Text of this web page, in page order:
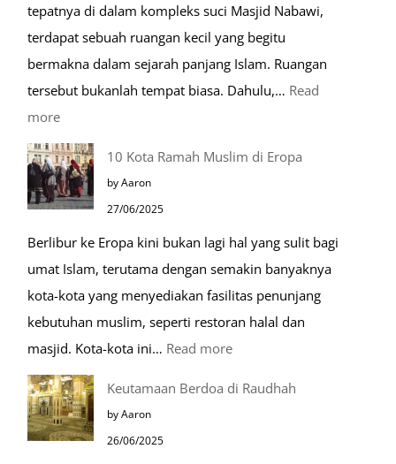
hari
tepatnya di dalam kompleks suci Masjid Nabawi,
terdapat sebuah ruangan kecil yang begitu
bermakna dalam sejarah panjang Islam. Ruangan
tersebut bukanlah tempat biasa. Dahulu,… Read
more:
Tiga
Makam
Mulia
Masjid
Nabawi
10 Kota Ramah Muslim di Eropa
by Aaron
27/06/2025
Berlibur ke Eropa kini bukan lagi hal yang sulit bagi
umat Islam, terutama dengan semakin banyaknya
kota-kota yang menyediakan fasilitas penunjang
kebutuhan muslim, seperti restoran halal dan
masjid. Kota-kota ini… Read more:
Keutamaan Berdoa di Raudhah
by Aaron
26/06/2025